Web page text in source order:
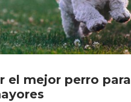
el mejor perro para